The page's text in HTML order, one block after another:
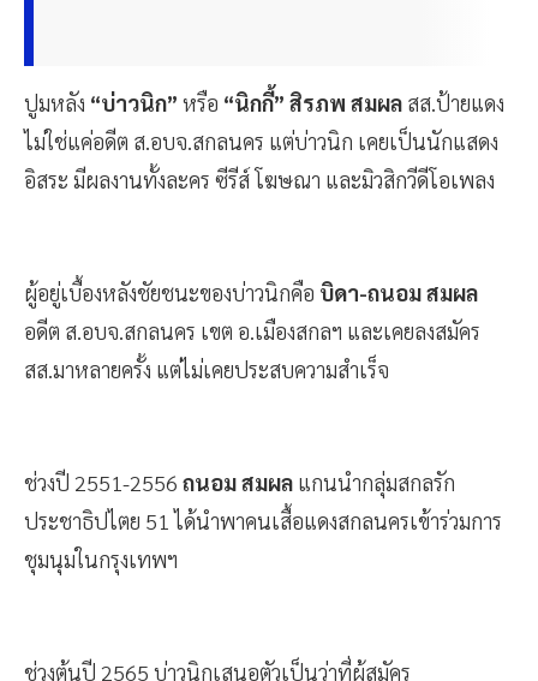
ปูมหลัง “บ่าวนิก” หรือ “นิกกี้” สิรภพ สมผล สส.ป้ายแดง
ไม่ใช่แค่อดีต ส.อบจ.สกลนคร แต่บ่าวนิก เคยเป็นนักแสดง
อิสระ มีผลงานทั้งละคร ซีรีส์ โฆษณา และมิวสิกวีดีโอเพลง
ผู้อยู่เบื้องหลังชัยชนะของบ่าวนิกคือ บิดา-ถนอม สมผล
อดีต ส.อบจ.สกลนคร เขต อ.เมืองสกลฯ และเคยลงสมัคร
สส.มาหลายครั้ง แต่ไม่เคยประสบความสำเร็จ
ช่วงปี 2551-2556 ถนอม สมผล แกนนำกลุ่มสกลรัก
ประชาธิปไตย 51 ได้นำพาคนเสื้อแดงสกลนครเข้าร่วมการ
ชุมนุมในกรุงเทพฯ
ช่วงต้นปี 2565 บ่าวนิกเสนอตัวเป็นว่าที่ผู้สมัคร